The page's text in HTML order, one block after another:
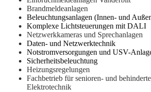
Brandmeldeanlagen
Beleuchtungsanlagen (Innen- und
Komplexe Lichtsteuerungen mit DALI
Netzwerkkameras und Sprechanlagen
Daten- und Netzwerktechnik
Notstromversorgungen und USV-
Sicherheitsbeleuchtung
Heizungsregelungen
Fachbetrieb für senioren- und
Elektrotechnik